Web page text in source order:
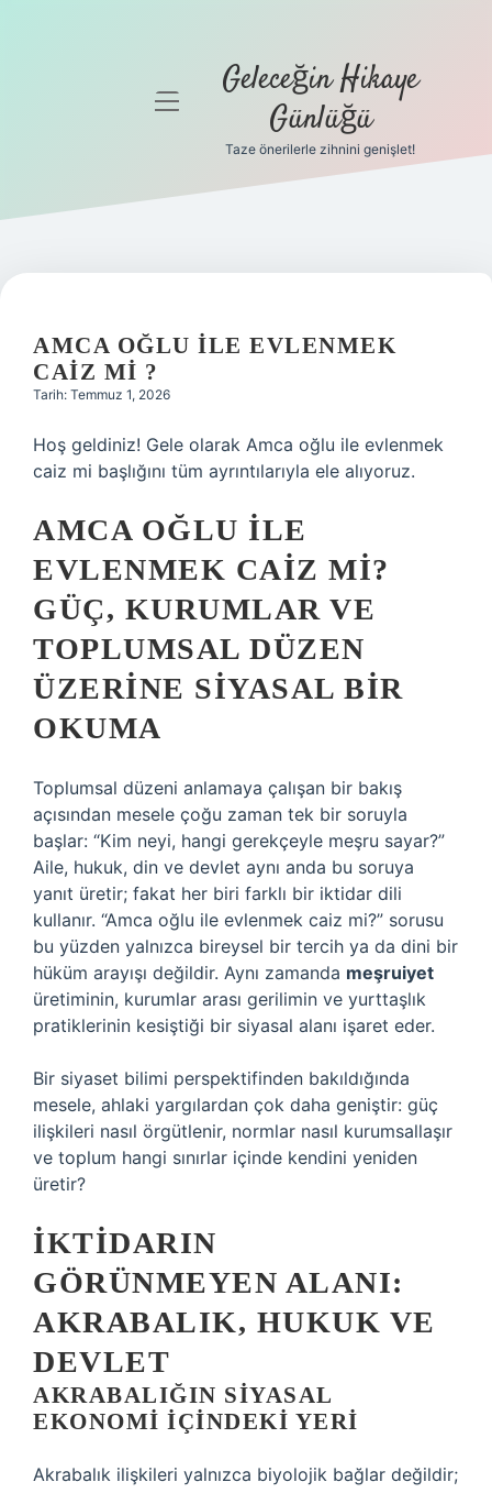
Gizlilik
Hakkımızda
menüyü Geleceğin Hikaye
Günlüğü
Taze önerilerle zihnini genişlet!
AMCA OĞLU ILE EVLENMEK
CAIZ MI ?
Tarih: Temmuz 1, 2026
Hoş geldiniz! Gele olarak Amca oğlu ile evlenmek
caiz mi başlığını tüm ayrıntılarıyla ele alıyoruz.
AMCA OĞLU ILE
EVLENMEK CAIZ MI?
GÜÇ, KURUMLAR VE
TOPLUMSAL DÜZEN
ÜZERINE SIYASAL BIR
OKUMA
Toplumsal düzeni anlamaya çalışan bir bakış
açısından mesele çoğu zaman tek bir soruyla
başlar: “Kim neyi, hangi gerekçeyle meşru sayar?”
Aile, hukuk, din ve devlet aynı anda bu soruya
yanıt üretir; fakat her biri farklı bir iktidar dili
kullanır. “Amca oğlu ile evlenmek caiz mi?” sorusu
bu yüzden yalnızca bireysel bir tercih ya da dini bir
hüküm arayışı değildir. Aynı zamanda meşruiyet
üretiminin, kurumlar arası gerilimin ve yurttaşlık
pratiklerinin kesiştiği bir siyasal alanı işaret eder.
Bir siyaset bilimi perspektifinden bakıldığında
mesele, ahlaki yargılardan çok daha geniştir: güç
ilişkileri nasıl örgütlenir, normlar nasıl kurumsallaşır
ve toplum hangi sınırlar içinde kendini yeniden
üretir?
İKTIDARIN
GÖRÜNMEYEN ALANI:
AKRABALIK, HUKUK VE
DEVLET
AKRABALIĞIN SIYASAL
EKONOMI IÇINDEKI YERI
Akrabalık ilişkileri yalnızca biyolojik bağlar değildir;